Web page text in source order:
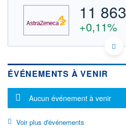
11
+0,11%
DONNÉES TEMPS DIFFÉRÉ
Politique d'exécution
ÉVÉNEMENTS À VENIR
Message d'information
Aucun événement à venir
Voir plus d'événements